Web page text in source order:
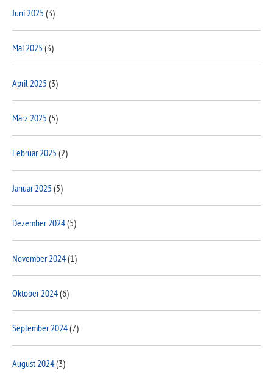
Juni 2025 (3)
Mai 2025 (3)
April 2025 (3)
März 2025 (5)
Februar 2025 (2)
Januar 2025 (5)
Dezember 2024(5)
November 2024(1)
Oktober 2024(6)
September 2024(7)
August 2024(3)